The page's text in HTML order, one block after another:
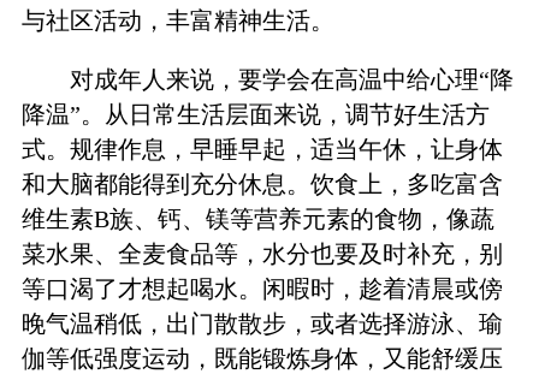
与社区活动，丰富精神生活。
对成年人来说，要学会在高温中给心理“降
降温”。从日常生活层面来说，调节好生活方
式。规律作息，早睡早起，适当午休，让身体
和大脑都能得到充分休息。饮食上，多吃富含
维生素B族、钙、镁等营养元素的食物，像蔬
菜水果、全麦食品等，水分也要及时补充，别
等口渴了才想起喝水。闲暇时，趁着清晨或傍
晚气温稍低，出门散散步，或者选择游泳、瑜
伽等低强度运动，既能锻炼身体，又能舒缓压